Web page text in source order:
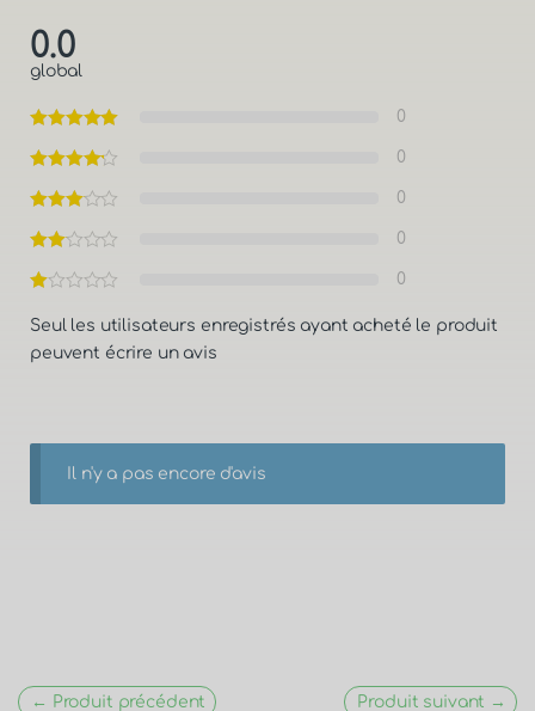
0.0
global
0
0
0
0
0
Seul les utilisateurs enregistrés ayant acheté le produit
peuvent écrire un avis
Il n'y a pas encore d'avis
← Produit précédent Produit suivant →